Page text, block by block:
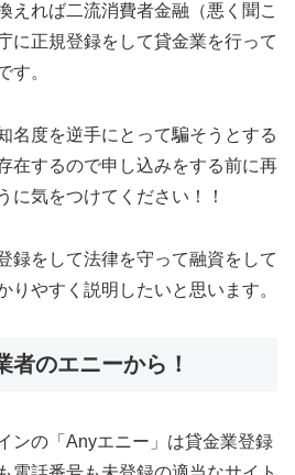
えれば二流消費者金融（悪く聞こ
に正規登録をして貸金業を行って
す。
名度を逆手にとって騙そうとする
在するので申し込みをする前に再
に気をつけてください！！
録をして法律を守って融資をして
りやすく説明したいと思います。
者のエニーから！
ンの「Anyエニー」は貸金業登録